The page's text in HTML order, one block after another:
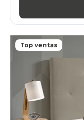
Top ventas